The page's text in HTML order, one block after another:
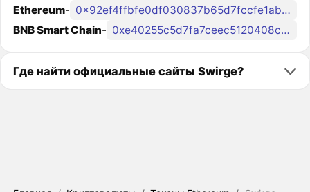
Ethereum-
0x92ef4ffbfe0df030837b65d7fccfe1abd6549579
BNB Smart Chain- 0xe40255c5d7fa7ceec5120408c78c787cecb4cfdb
Где найти официальные сайты Swirge?